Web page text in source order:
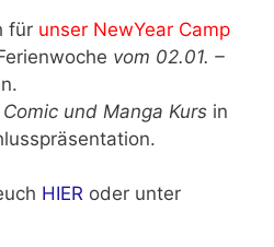
für unser NewYear Camp
vom 02.01. –
und Manga Kurs in
HIER oder unter